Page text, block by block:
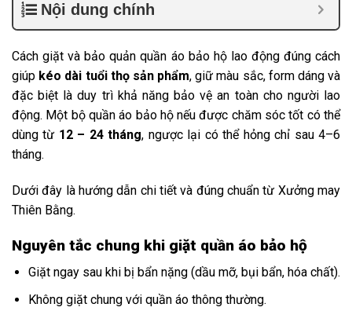
Nội dung chính
Cách giặt và bảo quản quần áo bảo hộ lao động đúng cách
giúp kéo dài tuổi thọ sản phẩm, giữ màu sắc, form dáng và
đặc biệt là duy trì khả năng bảo vệ an toàn cho người lao
động. Một bộ quần áo bảo hộ nếu được chăm sóc tốt có thể
dùng từ 12 – 24 tháng, ngược lại có thể hỏng chỉ sau 4–6
tháng.
Dưới đây là hướng dẫn chi tiết và đúng chuẩn từ Xưởng may
Thiên Bằng.
Nguyên tắc chung khi giặt quần áo bảo hộ
Giặt ngay sau khi bị bẩn nặng (dầu mỡ, bụi bẩn, hóa chất).
Không giặt chung với quần áo thông thường.